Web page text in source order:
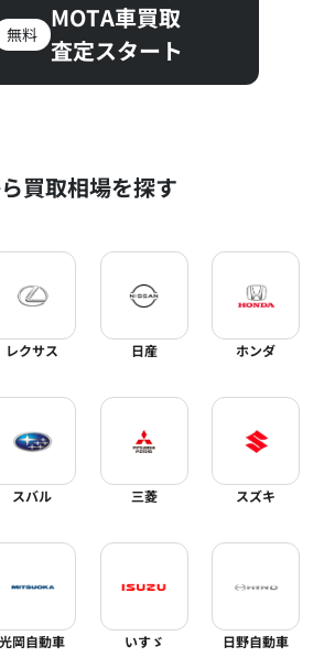
無料
MOTA車買取
査定スタート
買取相場を探す
レクサス 日産 ホンダ
スバル 三菱 スズキ
光岡自動車 いすゞ 日野自動車